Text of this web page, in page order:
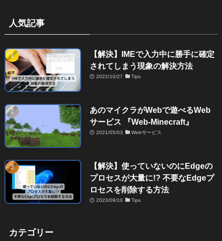
人気記事
【解決】IMEで入力中に勝手に確定
されてしまう現象の解決方法
2022/10/27 Tips
あのマイクラがWebで遊べるWeb
サービス 『Web-Minecraft』
2021/05/03 Webサービス
【解決】使っていないのにEdgeの
プロセスが大量に!? 不要なEdgeプ
ロセスを削除する方法
2023/09/10 Tips
カテゴリー